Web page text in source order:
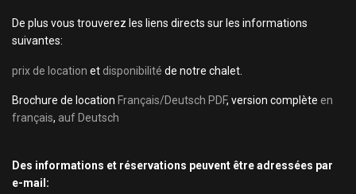
De plus vous trouverez les liens directs sur les informations
suivantes:
prix de location et disponibilité de notre chalet.
Brochure de location Français/Deutsch PDF, version complète en
français, auf Deutsch
Des informations et réservations peuvent être adressées par
e-mail: